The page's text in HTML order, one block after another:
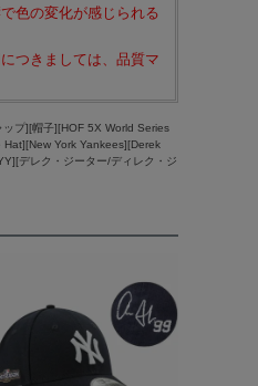
色の変化が感じられる
つきましては、品質マ
プ][帽子][HOF 5X World Series
York Yankees][Derek
デレク・ジーター/ディレク・ジ